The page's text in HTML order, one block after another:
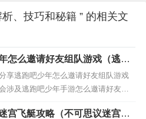
、技巧和秘籍 ” 的相关文
怎么邀请好友组队游戏（逃跑
怎么邀请好友组队）
享逃跑吧少年怎么邀请好友组队游戏
涉及逃跑吧少年手游怎么邀请好友组
解决你现在的问题！ 本文目录一览：
年最新版本怎么组队没有十号 2、逃跑
宫飞艇攻略（不可思议迷宫飞